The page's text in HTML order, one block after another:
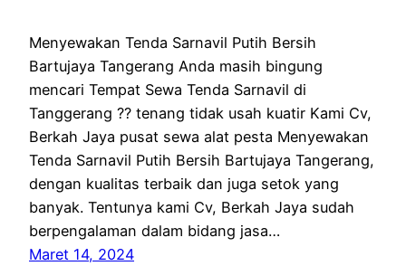
Menyewakan Tenda Sarnavil Putih Bersih
Bartujaya Tangerang Anda masih bingung
mencari Tempat Sewa Tenda Sarnavil di
Tanggerang ?? tenang tidak usah kuatir Kami Cv,
Berkah Jaya pusat sewa alat pesta Menyewakan
Tenda Sarnavil Putih Bersih Bartujaya Tangerang,
dengan kualitas terbaik dan juga setok yang
banyak. Tentunya kami Cv, Berkah Jaya sudah
berpengalaman dalam bidang jasa…
Maret 14, 2024